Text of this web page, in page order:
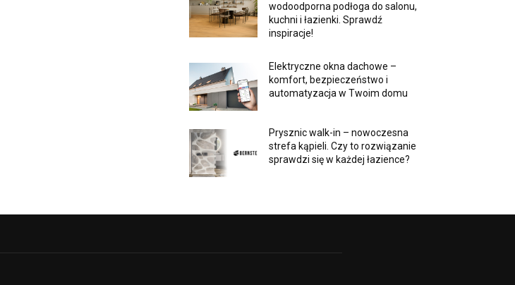
wodoodporna podłoga do salonu,
kuchni i łazienki. Sprawdź
inspiracje!
Elektryczne okna dachowe –
komfort, bezpieczeństwo i
automatyzacja w Twoim domu
Prysznic walk-in – nowoczesna
strefa kąpieli. Czy to rozwiązanie
sprawdzi się w każdej łazience?